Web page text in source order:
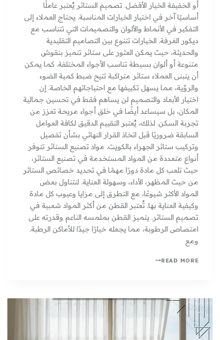
أو الخفيفة الخيار الأفضل. تصميم الستائر يُعتبر عاملًا
أساسيًا آخر في اختيار الخيارات المناسبة. يحتاج العملاء إلى
التفكير في الأنماط والألوان والتصميمات التي تتناسب مع
ديكور الغرفة. الخيارات تتنوع بين التصاميم التقليدية
والحديثة، حيث يمكن العثور على ستائر تتميز بنقوش
متنوعة أو ألوان بسيطة تناسب الأجواء المختلفة. كما يمكن
أن يتبنى العملاء ستائر متراكبة تتيح ضبط كمية الضوء
والرؤية، مما يسهل تكييفها مع احتياجاتهم الخاصة. إن
اختيار الأبعاد والتصميم لن يساهم فقط في تحسين جمالية
المكان، بل سيساعد أيضًا في خلق أجواء مريحة تعزز من
تجربة السكن. لذلك، يُعتبر التقييم الدقيق لكافة العوامل
السابقة ضروريًا قبل اتخاذ القرار النهائي بشأن تفصيل
وتركيب ستائر الجهراء بالكويت. مواد تصنيع الستائر تتوفر
أنواع متعددة من المواد المستخدمة في تصنيع الستائر،
حيث تلعب كل مادة دورًا مهمًا في تحديد خصائص الستائر
من حيث المظهر، الأداء، وسهولة العناية. لنتناول بعض
المواد الأكثر شيوعًا، مع التطرق إلى مزايا وعيوب كل مادة
وكيفية العناية بها. تُعتبر القطن من أكثر المواد شعبية في
تصميم الستائر. يتميز القطن بملمسه الناعم وقدرته على
امتصاص الرطوبة، مما يجعله خيارًا جيدًا للأماكن الرطبة.
ومع
READ MORE